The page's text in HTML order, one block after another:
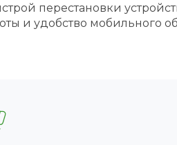
перестановки
и удобство мобильного